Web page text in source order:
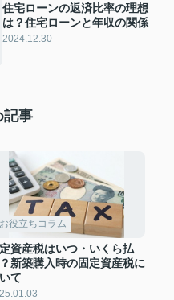
住宅ローンの返済比率の理想
は？住宅ローンと年収の関係
2024.12.30
記事
お役立ちコラム
資産税はいつ・いくら払
新築購入時の固定資産税に
て